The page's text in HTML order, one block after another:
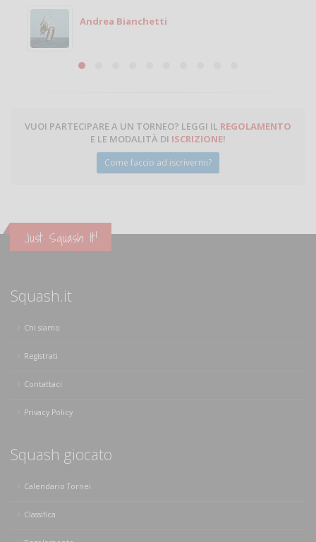
Michele
VUOI PARTECIPARE A UN TORNEO? LEGGI IL REGOLAMENTO
E LE MODALITÀ DI ISCRIZIONE!
Come faccio ad iscrivermi?
Just Squash It!
Squash.it
Chi siamo
Registrati
Contattaci
Privacy Policy
Squash giocato
Calendario Tornei
Classifica